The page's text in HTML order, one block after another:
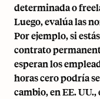
determinada o
Luego, evalúa las
Por ejemplo, si
contrato
esperan los
horas cero podría
cambio, en EE.